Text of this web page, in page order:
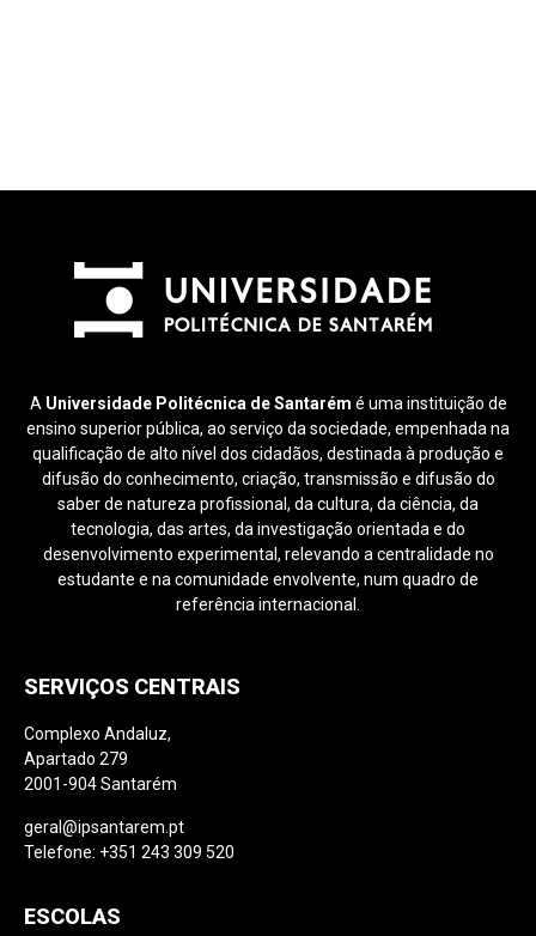
A Universidade Politécnica de Santarém é uma instituição de
ensino superior pública, ao serviço da sociedade, empenhada na
qualificação de alto nível dos cidadãos, destinada à produção e
difusão do conhecimento, criação, transmissão e difusão do
saber de natureza profissional, da cultura, da ciência, da
tecnologia, das artes, da investigação orientada e do
desenvolvimento experimental, relevando a centralidade no
estudante e na comunidade envolvente, num quadro de
referência internacional.
SERVIÇOS CENTRAIS
Complexo Andaluz,
Apartado 279
2001-904 Santarém
geral@ipsantarem.pt
Telefone: +351 243 309 520
ESCOLAS